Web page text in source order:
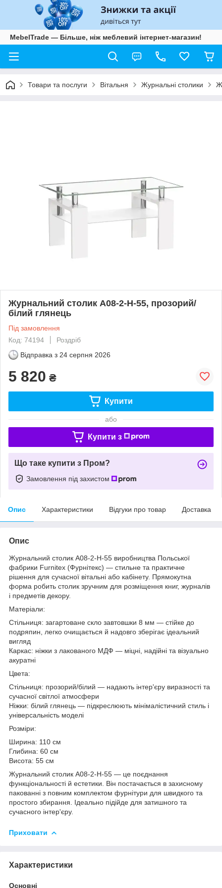
MebelTrade — Більше, ніж меблевий інтернет-магазин!
Товари та послуги Вітальня Журнальні столики
Журнальний столик A08-2-H-55, прозорий/
білий глянець
Під замовлення
Код: 74194
Роздріб
Відправка з 24 серпня 2026
5 820 ₴
Купити
або
Купити з
Що таке купити з Пром?
Замовлення під захистом
Опис Характеристики Відгуки про товар Доставка
Опис
Журнальний столик A08-2-H-55 виробництва Польської
фабрики Furnitex (Фурнітекс) — стильне та практичне
рішення для сучасної вітальні або кабінету. Прямокутна
форма робить столик зручним для розміщення книг, журналів
і предметів декору.
Матеріали:
Стільниця: загартоване скло завтовшки 8 мм — стійке до
подряпин, легко очищається й надовго зберігає ідеальний
вигляд
Каркас: ніжки з лакованого МДФ — міцні, надійні та візуально
акуратні
Цвета:
Стільниця: прозорий/білий — надають інтер'єру виразності та
сучасної світлої атмосфери
Ніжки: білий глянець — підкреслюють мінімалістичний стиль і
універсальність моделі
Розміри:
Ширина: 110 см
Глибина: 60 см
Висота: 55 см
Журнальний столик A08-2-H-55 — це поєднання
функціональності й естетики. Він постачається в захисному
пакованні з повним комплектом фурнітури для швидкого та
простого збирання. Ідеально підійде для затишного та
сучасного інтер'єру.
Приховати
Характеристики
Основні